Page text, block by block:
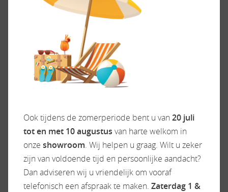
Bij ons staat SERVICE in hoofdletters geschreven.
De showroomprijs is rijklaar zonder bijkomende
kosten en inclusief bovaggarantie tenzij anders
vermeld. Zie onze website WWW.CAMPERDREAM.NL
voor meer info. Wij zijn officieel Rapido, Dreamer &
Carado (made by Hymer) dealer.
Exterieur/Interieur
Bestuurdersdeur
Buitenlamp
Combicassettes
Keuken
Boiler
Gascomfoor
Koelkast
Ook tijdens de zomerperiode bent u van 20 juli
tot en met 10 augustus van harte welkom in
onze showroom. Wij helpen u graag. Wilt u zeker
zijn van voldoende tijd en persoonlijke aandacht?
Dan adviseren wij u vriendelijk om vooraf
telefonisch een afspraak te maken. Zaterdag 1 &